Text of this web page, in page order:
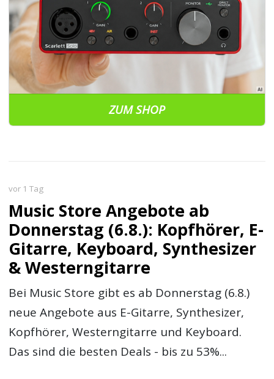
ZUM SHOP
vor 1 Tag
Music Store Angebote ab
Donnerstag (6.8.): Kopfhörer, E-
Gitarre, Keyboard, Synthesizer
& Westerngitarre
Bei Music Store gibt es ab Donnerstag (6.8.)
neue Angebote aus E-Gitarre, Synthesizer,
Kopfhörer, Westerngitarre und Keyboard.
Das sind die besten Deals - bis zu 53%...